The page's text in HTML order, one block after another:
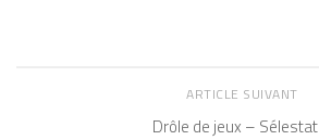
ARTICLE SUIVANT
Drôle de jeux – Sélestat